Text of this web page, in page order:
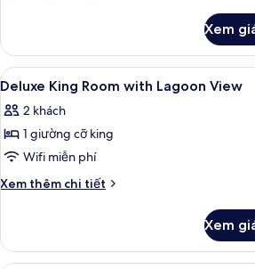
1
bedroom
classic
suite
1
king
bed
bedroom
classic
Xem
Xem
tất
cả
ảnh
Deluxe
King
Lagoon
View
Bộ đồ
2
Deluxe King Room with Lagoon View
2 khách
1 giường cỡ king
Wifi miễn phí
Xem thêm chi tiết
Chi
Deluxe
King
Xem